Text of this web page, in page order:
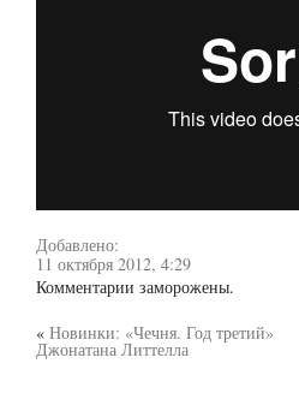
Добавлено:
11 октября 2012, 4:29
Комментарии заморожены.
« Новинки: «Чечня. Год третий»
Джонатана Литтелла